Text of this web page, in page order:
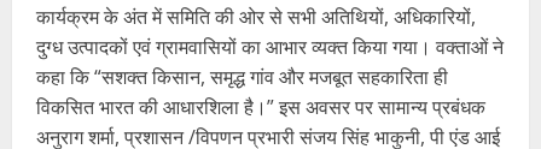
कार्यक्रम के अंत में समिति की ओर से सभी अतिथियों, अधिकारियों,
दुग्ध उत्पादकों एवं ग्रामवासियों का आभार व्यक्त किया गया। वक्ताओं ने
कहा कि “सशक्त किसान, समृद्ध गांव और मजबूत सहकारिता ही
विकसित भारत की आधारशिला है।” इस अवसर पर सामान्य प्रबंधक
अनुराग शर्मा, प्रशासन /विपणन प्रभारी संजय सिंह भाकुनी, पी एंड आई